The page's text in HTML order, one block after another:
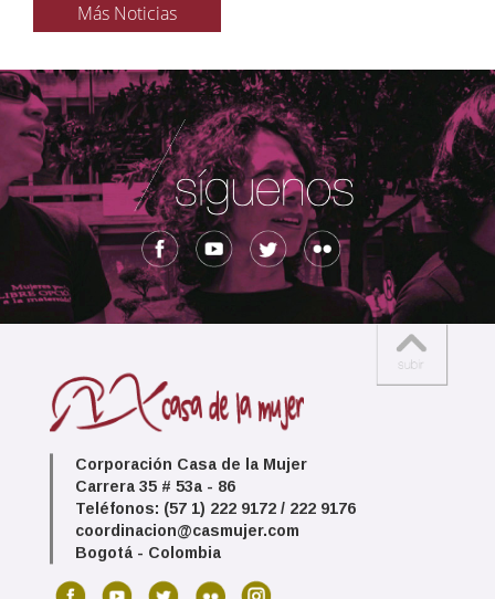
Más Noticias
Corporación Casa de la Mujer
Carrera 35 # 53a - 86
Teléfonos: (57 1) 222 9172 / 222 9176
coordinacion@casmujer.com
Bogotá - Colombia